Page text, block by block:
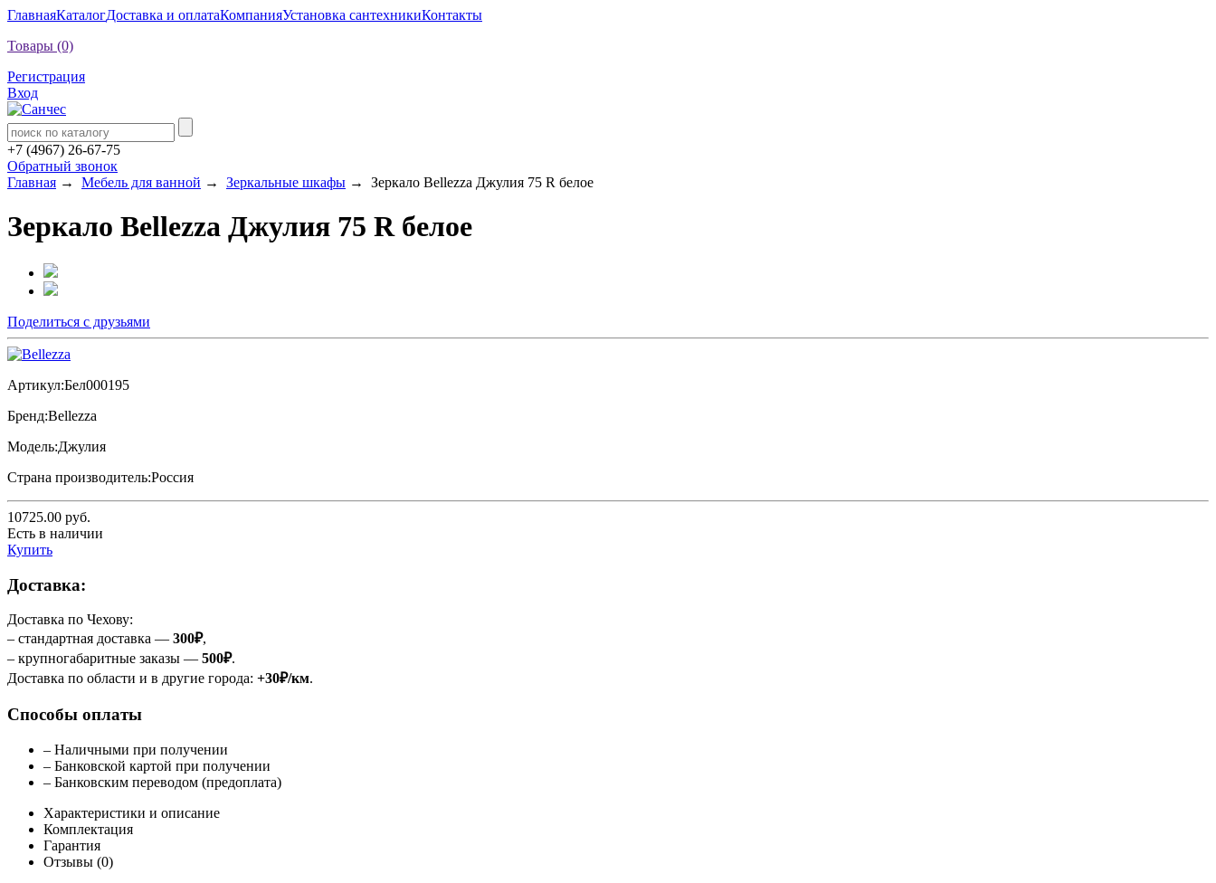
ГлавнаяКаталогДоставка и оплатаКомпанияУстановка сантехникиКонтакты
Товары (0)
Регистрация
Вход
+7 (4967) 26-67-75
Обратный звонок
Главная → Мебель для ванной → Зеркальные шкафы → Зеркало Bellezza Джулия 75 R белое
Зеркало Bellezza Джулия 75 R белое
Поделиться с друзьями
Артикул:Бел000195
Бренд:Bellezza
Модель:Джулия
Страна производитель:Россия
10725.00 руб.
Есть в наличии
Купить
Доставка:
Доставка по Чехову:
– стандартная доставка — 300₽,
– крупногабаритные заказы — 500₽.
Доставка по области и в другие города: +30₽/км.
Способы оплаты
– Наличными при получении
– Банковской картой при получении
– Банковским переводом (предоплата)
Характеристики и описание
Комплектация
Гарантия
Отзывы (0)